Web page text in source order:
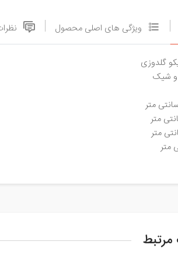
ویژگی های اصلی محصول
گلدوزی
و شیک